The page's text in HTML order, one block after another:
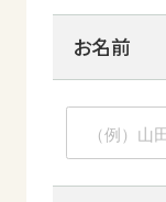
お名前